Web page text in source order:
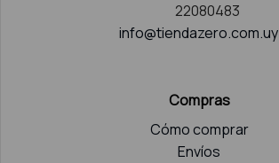
22080483
info@tiendazero.com.uy
Compras
Cómo comprar
Envíos